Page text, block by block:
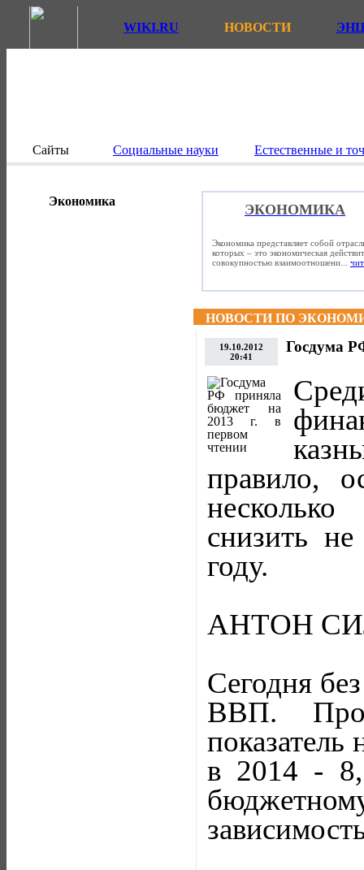
WIKI.RU НОВОСТИ
Сайты Социальные науки Естественные и
Экономика
ЭКОНОМИКА
Экономика представляет собой
которых – это экономическая
совокупностью взаимоотношени...
НОВОСТИ ПО
19.10.2012
20:41
Госдума
правило,
снизить
году.
АНТОН
Сегодня
ВВП.
в 2014 -